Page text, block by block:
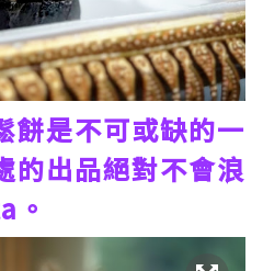
餅是不可或缺的一
的出品絕對不會浪
。